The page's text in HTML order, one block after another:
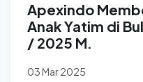
Apexindo
Anak Yatim di
/ 2025 M.
03 Mar 2025